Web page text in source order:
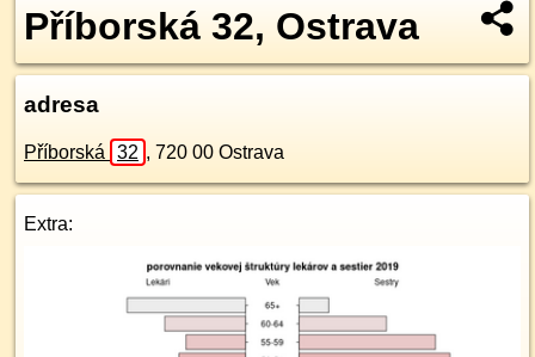
Příborská 32, Ostrava
adresa
Příborská 32 , 720 00 Ostrava
Extra: